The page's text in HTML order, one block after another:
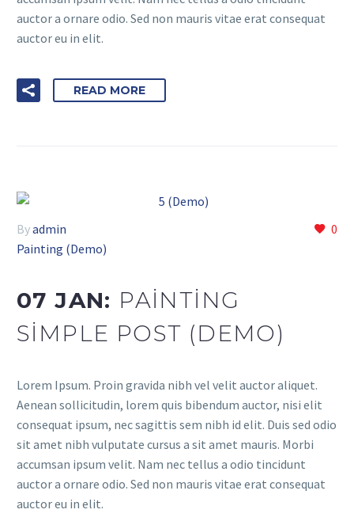
auctor a ornare odio. Sed non mauris vitae erat consequat
auctor eu in elit.
READ MORE
0
Byadmin
Painting (Demo)
07 JAN: PAINTING
SIMPLE POST (DEMO)
Lorem Ipsum. Proin gravida nibh vel velit auctor aliquet.
Aenean sollicitudin, lorem quis bibendum auctor, nisi elit
consequat ipsum, nec sagittis sem nibh id elit. Duis sed odio
sit amet nibh vulputate cursus a sit amet mauris. Morbi
accumsan ipsum velit. Nam nec tellus a odio tincidunt
auctor a ornare odio. Sed non mauris vitae erat consequat
auctor eu in elit.